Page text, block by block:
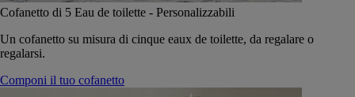
Cofanetto di 5 Eau de toilette - Personalizzabili
Un cofanetto su misura di cinque eaux de toilette, da regalare o
regalarsi.
Componi il tuo cofanetto